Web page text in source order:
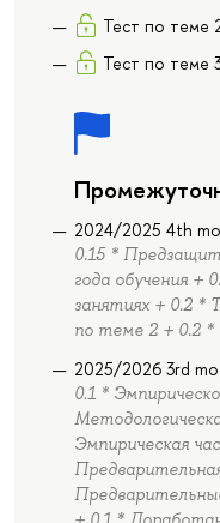
Тест по теме
Тест по теме
2024/2025 4th
0.15 *
года обучения +
занятиях + 0.2 *
по теме 2 + 0.2
2025/2026 3rd
0.1 *
Эмпирическая